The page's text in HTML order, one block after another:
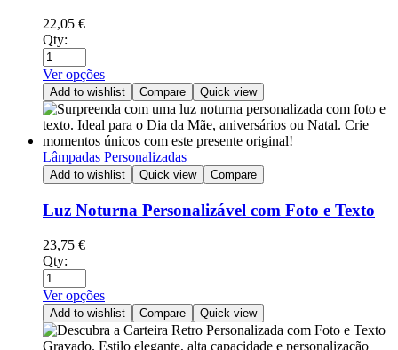
22,05 €
Qty:
Ver opções
Add to wishlist Compare Quick view
Lâmpadas Personalizadas
Add to wishlist Quick view Compare
Luz Noturna Personalizável com Foto e Texto
23,75 €
Qty:
Ver opções
Add to wishlist Compare Quick view